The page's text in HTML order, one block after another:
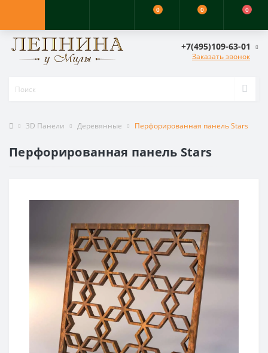
0 0 0
+7(495)109-63-01
Заказать звонок
3D Панели Деревянные Перфорированная панель Stars
Перфорированная панель Stars